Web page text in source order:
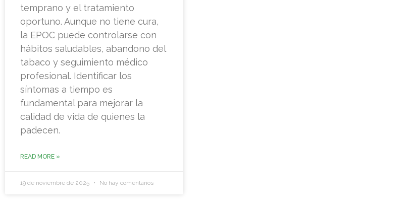
temprano y el tratamiento
oportuno. Aunque no tiene cura,
la EPOC puede controlarse con
hábitos saludables, abandono del
tabaco y seguimiento médico
profesional. Identificar los
síntomas a tiempo es
fundamental para mejorar la
calidad de vida de quienes la
padecen.
READ MORE »
19 de noviembre de 2025 No hay comentarios